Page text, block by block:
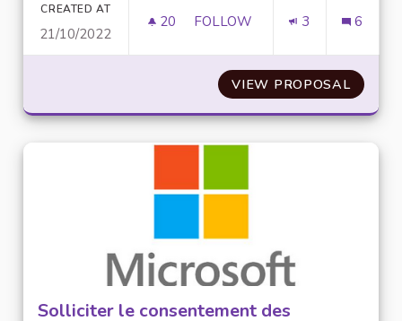
CREATED AT
21/10/2022
20 20 FOLLOWERS
FOLLOW 3 6
VIEW PROPOSAL
Solliciter le consentement des